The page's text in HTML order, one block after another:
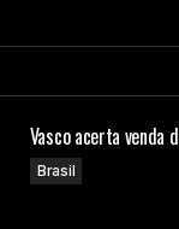
Vasco acerta venda
Brasil